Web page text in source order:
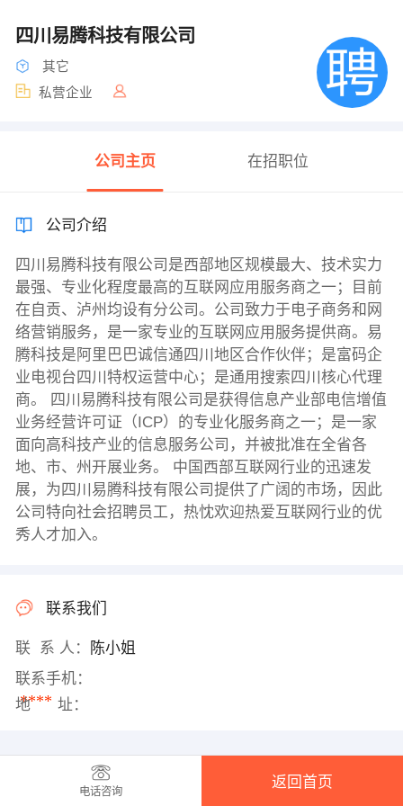
四川易腾科技有限公司
其它
私营企业
公司主页 在招职位
公司介绍
四川易腾科技有限公司是西部地区规模最大、技术实力
最强、专业化程度最高的互联网应用服务商之一；目前
在自贡、泸州均设有分公司。公司致力于电子商务和网
络营销服务，是一家专业的互联网应用服务提供商。易
腾科技是阿里巴巴诚信通四川地区合作伙伴；是富码企
业电视台四川特权运营中心；是通用搜索四川核心代理
商。 四川易腾科技有限公司是获得信息产业部电信增值
业务经营许可证（ICP）的专业化服务商之一；是一家
面向高科技产业的信息服务公司，并被批准在全省各
地、市、州开展业务。 中国西部互联网行业的迅速发
展，为四川易腾科技有限公司提供了广阔的市场，因此
公司特向社会招聘员工，热忱欢迎热爱互联网行业的优
秀人才加入。
联系我们
联 系 人：
陈小姐
联系手机：
****
地 址：
电话咨询
返回首页